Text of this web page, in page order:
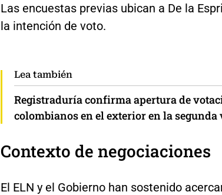
Las encuestas previas ubican a De la
la intención de voto.
Lea también
Registraduría confirma apertura de
colombianos en el exterior en la
Contexto de negociaciones
El ELN y el Gobierno han sostenido